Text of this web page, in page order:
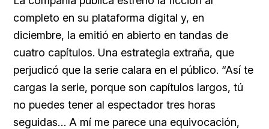
completo en su plataforma digital y, en
diciembre, la emitió en abierto en tandas de
cuatro capítulos. Una estrategia extraña, que
perjudicó que la serie calara en el público. “Así te
cargas la serie, porque son capítulos largos, tú
no puedes tener al espectador tres horas
seguidas… A mí me parece una equivocación,